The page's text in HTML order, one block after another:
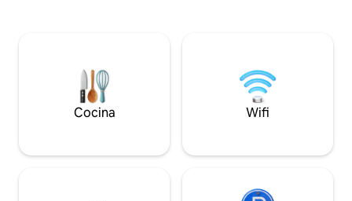
cenit de Auvernia, a 40 minutos de
Vichy, Vulcania, Puy de Dôme
romántica, un
sorpresa
Cocina Wifi